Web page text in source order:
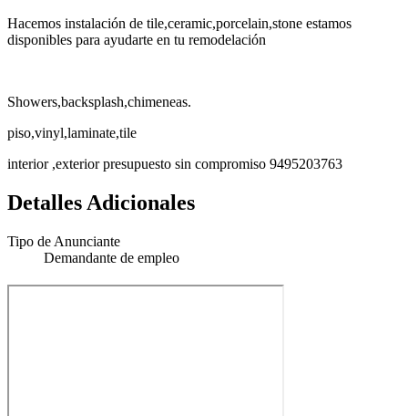
Hacemos instalación de tile,ceramic,porcelain,stone estamos
disponibles para ayudarte en tu remodelación
Showers,backsplash,chimeneas.
piso,vinyl,laminate,tile
interior ,exterior presupuesto sin compromiso 9495203763
Detalles Adicionales
Tipo de Anunciante
Demandante de empleo